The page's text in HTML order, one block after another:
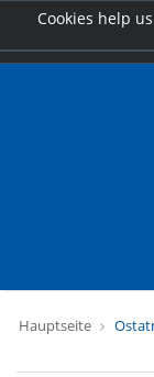
Cookies help
Hauptseite